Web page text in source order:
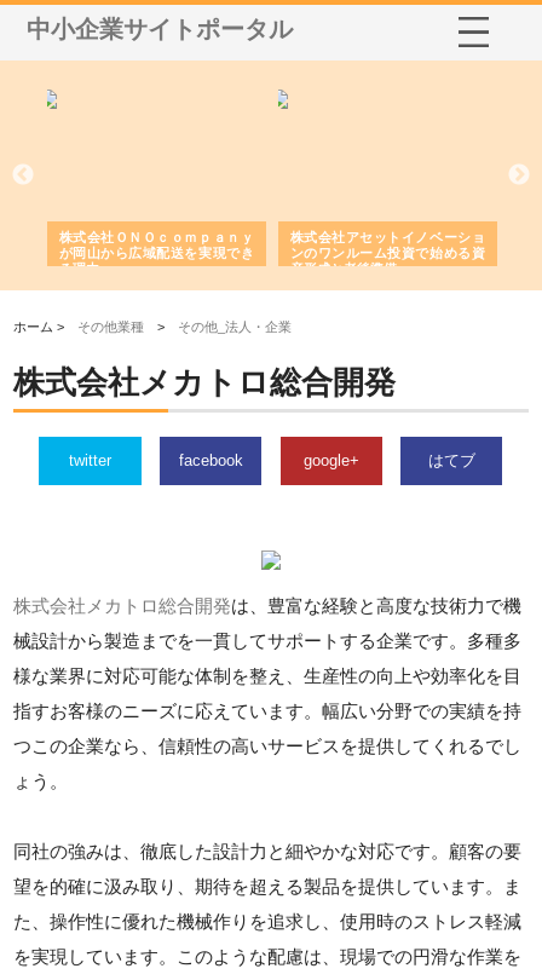
中小企業サイトポータル
株式会社ＯＮＯｃｏｍｐａｎｙ
が岡山から広域配送を実現でき
る理由
株式会社アセットイノベーショ
ンのワンルーム投資で始める資
産形成と老後準備
ホーム > その他業種 > その他_法人・企業
株式会社メカトロ総合開発
twitter facebook google+ はてブ
株式会社メカトロ総合開発は、豊富な経験と高度な技術力で機
械設計から製造までを一貫してサポートする企業です。多種多
様な業界に対応可能な体制を整え、生産性の向上や効率化を目
指すお客様のニーズに応えています。幅広い分野での実績を持
つこの企業なら、信頼性の高いサービスを提供してくれるでし
ょう。
同社の強みは、徹底した設計力と細やかな対応です。顧客の要
望を的確に汲み取り、期待を超える製品を提供しています。ま
た、操作性に優れた機械作りを追求し、使用時のストレス軽減
を実現しています。このような配慮は、現場での円滑な作業を